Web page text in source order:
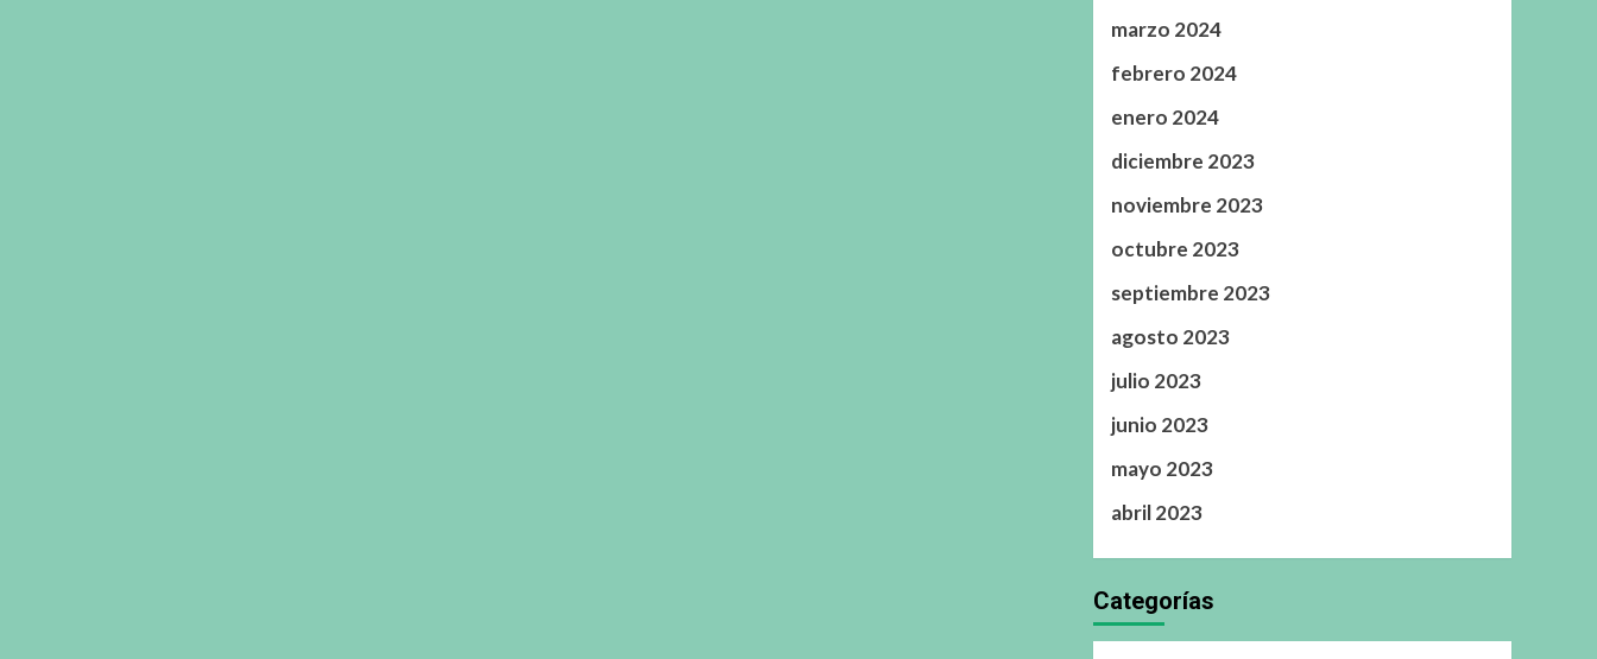
marzo 2024
febrero 2024
enero 2024
diciembre 2023
noviembre 2023
octubre 2023
septiembre 2023
agosto 2023
julio 2023
junio 2023
mayo 2023
abril 2023
Categorías